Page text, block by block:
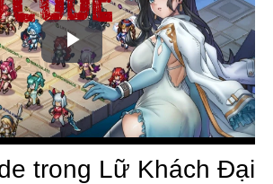
Play
Video
trong Lữ Khách Đại